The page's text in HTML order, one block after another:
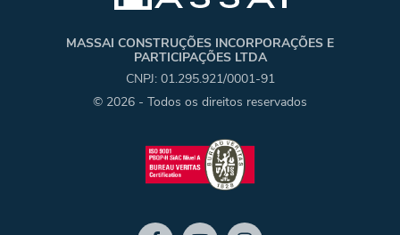
MASSAI CONSTRUÇÕES INCORPORAÇÕES E
PARTICIPAÇÕES LTDA
CNPJ: 01.295.921/0001-91
© 2026 - Todos os direitos reservados